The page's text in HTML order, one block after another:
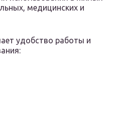
медицинских и
удобство работы и